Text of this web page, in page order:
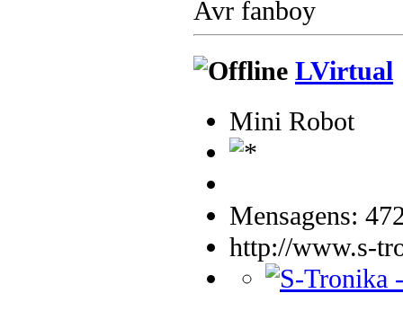
Avr fanboy
LVirtual
Mini Robot
Mensagens:
http://www.s-